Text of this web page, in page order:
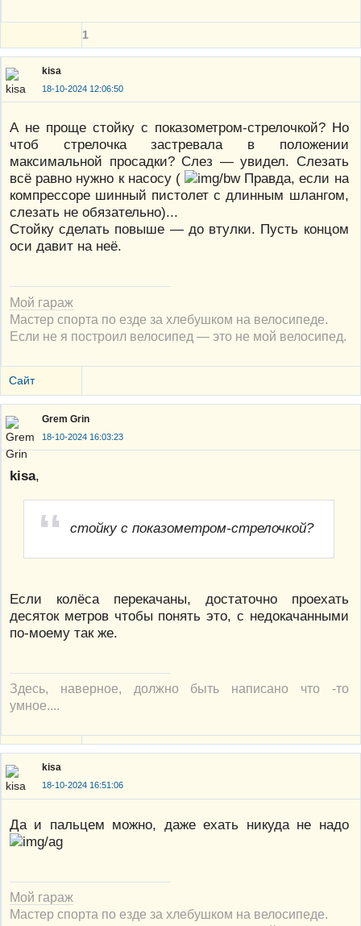
1
kisa
18-10-2024 12:06:50
А не проще стойку с показометром-стрелочкой? Но
чтоб стрелочка застревала в положении
максимальной просадки? Слез — увидел. Слезать
всё равно нужно к насосу (
Правда, если на
компрессоре шинный пистолет с длинным шлангом,
слезать не обязательно)...
Стойку сделать повыше — до втулки. Пусть концом
оси давит на неё.
Мой гараж
Мастер спорта по езде за хлебушком на велосипеде.
Если не я построил велосипед — это не мой велосипед.
Сайт
Grem Grin
18-10-2024 16:03:23
kisa,
стойку с показометром-стрелочкой?
Если колёса перекачаны, достаточно проехать
десяток метров чтобы понять это, с недокачанными
по-моему так же.
Здесь, наверное, должно быть написано что -то
умное....
kisa
18-10-2024 16:51:06
Да и пальцем можно, даже ехать никуда не надо
Мой гараж
Мастер спорта по езде за хлебушком на велосипеде.